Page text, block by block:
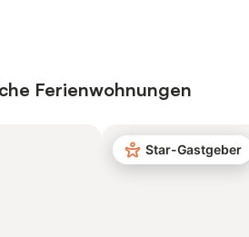
Ferienwohnungen
Star-Gastgeber